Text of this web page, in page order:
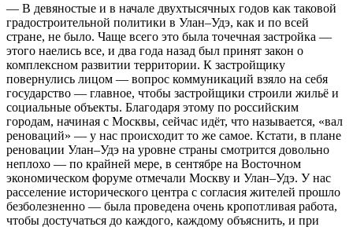
— В девяностые и в начале двухтысячных годов как таковой
градостроительной политики в Улан–Удэ, как и по всей
стране, не было. Чаще всего это была точечная застройка —
этого наелись все, и два года назад был принят закон о
комплексном развитии территории. К застройщику
повернулись лицом — вопрос коммуникаций взяло на себя
государство — главное, чтобы застройщики строили жильё и
социальные объекты. Благодаря этому по российским
городам, начиная с Москвы, сейчас идёт, что называется, «вал
реноваций» — у нас происходит то же самое. Кстати, в плане
реновации Улан–Удэ на уровне страны смотрится довольно
неплохо — по крайней мере, в сентябре на Восточном
экономическом форуме отмечали Москву и Улан–Удэ. У нас
расселение исторического центра с согласия жителей прошло
безболезненно — была проведена очень кропотливая работа,
чтобы достучаться до каждого, каждому объяснить, и при